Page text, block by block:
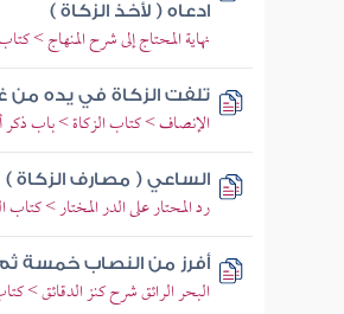
ادعاه ( لأخذ الزكاة )
نهاية المحتاج إلى شرح المنهاج >
تلفت الزكاة في يده من
الإنصاف > كتاب الزكاة > باب ذكر
الساعي ( مصارف الزكاة )
رد المحتار على الدر المختار >
أفرز من النصاب خمسة
البحر الرائق شرح كنز الدقائق >